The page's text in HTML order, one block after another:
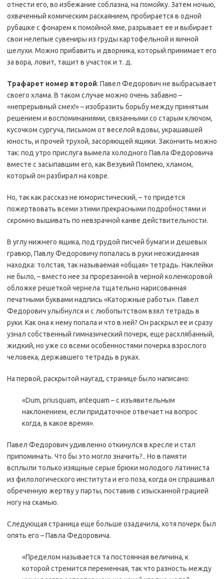
отнести его, во избежание соблазна, на помойку. Затем ночью,
охваченный комическим раскаянием, пробирается в одной
рубашке с фонарем к помойной яме, разрывает ее и выбирает
свои нелепые сувениры из груды картофельной и яичной
шелухи. Можно прибавить и дворника, который принимает его
за вора, ловит, тащит в участок и т. д.
Трафарет номер второй: Павел Федорович не выбрасывает
своего хлама. В таком случае можно очень забавно –
«непрерывный смех!» – изобразить борьбу между принятым
решением и воспоминаниями, связанными со старым ключом,
кусочком сургуча, письмом от веселой вдовы, украшавшей
юность, и прочей трухой, засоряющей ящики. Закончить можно
так: под утро прислуга вымела холодного Павла Федоровича
вместе с засыпавшим его, как Везувий Помпею, хламом,
который он разбирал на ковре.
Но, так как рассказ не юмористический, – то придется
пожертвовать всеми этими прекрасными подробностями и
скромно вышивать по невзрачной канве действительности.
В углу нижнего ящика, под грудой писчей бумаги и дешевых
гравюр, Павлу Федоровичу попалась в руки неожиданная
находка: толстая, так называемая «общая» тетрадь. Наклейки
не было, – вместо нее за прорезанной в черной коленкоровой
обложке решеткой чернела тщательно нарисованная
печатными буквами надпись «Каторжные работы». Павел
Федорович улыбнулся и с любопытством взял тетрадь в
руки. Как она к нему попала и что в ней? Он раскрыл ее и сразу
узнал собственный гимназический почерк, еще расхлябанный,
жидкий, но уже со всеми особенностями почерка взрослого
человека, державшего тетрадь в руках.
На первой, раскрытой наугад, странице было написано:
«Dum, priusquam, antequam – с изъявительным
наклонением, если придаточное отвечает на вопрос
когда, в какое время».
Павел Федорович удивленно откинулся в кресле и стал
припоминать. Что бы это могло значить?.. Но в памяти
всплыли только изящные серые брюки молодого латиниста
из филологического института и его поза, когда он спрашивал
обреченную жертву у парты, поставив с изысканной грацией
ногу на скамью.
Следующая страница еще больше озадачила, хотя почерк был
опять его – Павла Федоровича.
«Пределом называется та постоянная величина, к
которой стремится переменная, так что разность между